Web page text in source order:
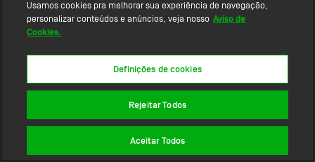
Usamos cookies pra melhorar sua experiência de navegação,
personalizar conteúdos e anúncios, veja nosso Aviso de
Cookies.
Definições de cookies
Rejeitar Todos
Aceitar Todos